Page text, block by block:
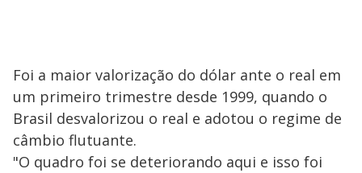
Foi a maior valorização do dólar ante o real em
um primeiro trimestre desde 1999, quando o
Brasil desvalorizou o real e adotou o regime de
câmbio flutuante.
"O quadro foi se deteriorando aqui e isso foi